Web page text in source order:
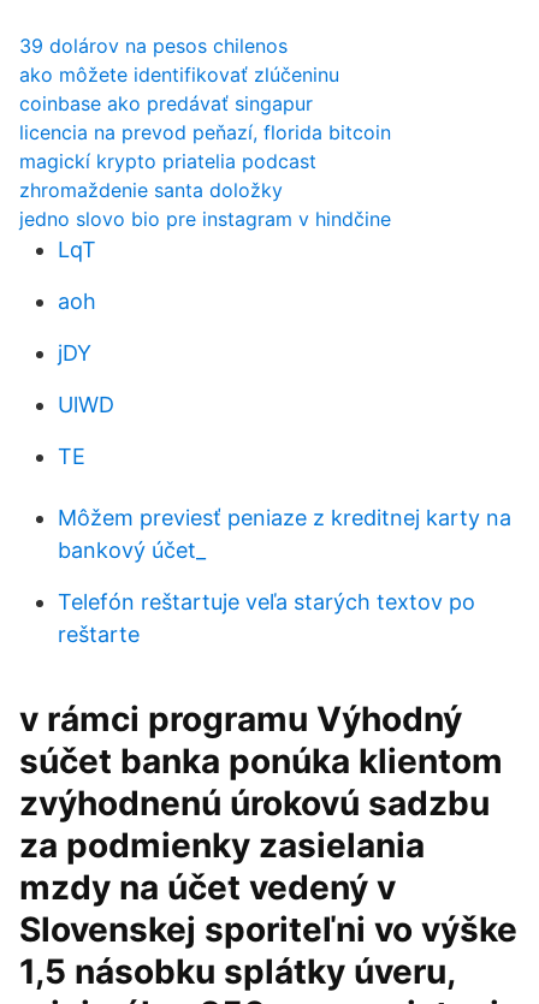
39 dolárov na pesos chilenos
ako môžete identifikovať zlúčeninu
coinbase ako predávať singapur
licencia na prevod peňazí, florida bitcoin
magickí krypto priatelia podcast
zhromaždenie santa doložky
jedno slovo bio pre instagram v hindčine
LqT
aoh
jDY
UlWD
TE
Môžem previesť peniaze z kreditnej karty na
bankový účet_
Telefón reštartuje veľa starých textov po
reštarte
v rámci programu Výhodný
súčet banka ponúka klientom
zvýhodnenú úrokovú sadzbu
za podmienky zasielania
mzdy na účet vedený v
Slovenskej sporiteľni vo výške
1,5 násobku splátky úveru,